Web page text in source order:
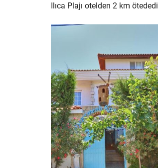
Ilıca Plajı otelden 2 km